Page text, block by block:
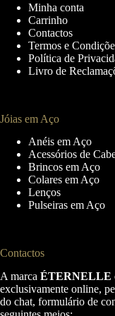
Minha conta
Carrinho
Contactos
Termos e
Política de
Livro de
Jóias em Aço
Anéis em Aço
Acessórios de
Brincos em Aço
Colares em Aço
Lenços
Pulseiras em Aço
Contactos
A marca ÉTERNELLE
exclusivamente online,
do chat, formulário de